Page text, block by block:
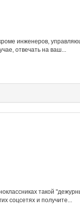
инженеров,
отвечать на ваш...
такой
соцсетях и получите...